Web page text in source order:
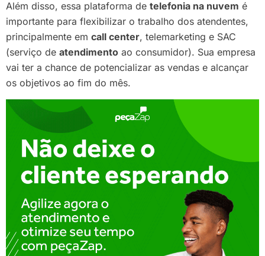
Além disso, essa plataforma de telefonia na nuvem é
importante para flexibilizar o trabalho dos atendentes,
principalmente em call center, telemarketing e SAC
(serviço de atendimento ao consumidor). Sua empresa
vai ter a chance de potencializar as vendas e alcançar
os objetivos ao fim do mês.